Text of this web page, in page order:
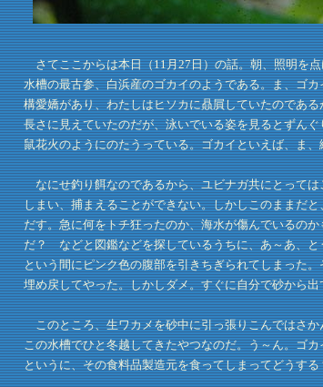
さてここからは本日（11月27日）の話。朝、照明を点
水槽の最古参、白浜産のゴカイのようである。ま、ゴ
構愛嬌があり、わたしはヒソカに贔屓していたのであ
長さに見えていたのだが、泳いでいる姿を見るとずん
鼠花火のようにのたうっている。ゴカイといえば、ま
なにせ釣り餌なのであるから、ユビナガ共にとっては
しまい、捕まえることができない。しかしこのままだ
だす。急に何をトチ狂ったのか、海水が傷んでいるの
だ？ などと図鑑などを探しているうちに、あ～あ、と
という間にピンク色の腹部を引きちぎられてしまった
埋め戻してやった。しかしダメ。すぐに自分で砂から
このところ、生ワカメを砂中に引っ張りこんではさか
この水槽でひと冬越してきたやつなのだ。う～ん。ゴ
というに、その食料品製造元を食ってしまってどうする